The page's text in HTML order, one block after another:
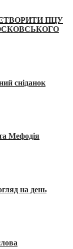
ПЦУ
сніданок
Мефодія
на день